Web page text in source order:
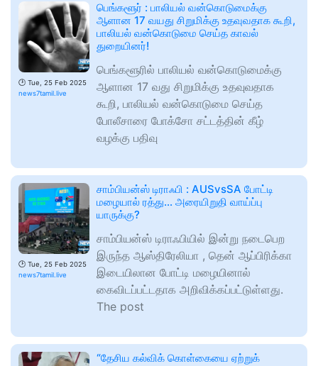
🕑 Tue, 25 Feb 2025
news7tamil.live
பெங்களூர் : பாலியல் வன்கொடுமைக்கு
ஆளான 17 வயது சிறுமிக்கு உதவுவதாக கூறி,
பாலியல் வன்கொடுமை செய்த காவல்
துறையினர்!
பெங்களூரில் பாலியல் வன்கொடுமைக்கு
ஆளான 17 வது சிறுமிக்கு உதவுவதாக
கூறி, பாலியல் வன்கொடுமை செய்த
போலீசாரை போக்சோ சட்டத்தின் கீழ்
வழக்கு பதிவு
🕑 Tue, 25 Feb 2025
news7tamil.live
சாம்பியன்ஸ் டிராஃபி : AUSvsSA போட்டி
மழையால் ரத்து… அரையிறுதி வாய்ப்பு
யாருக்கு?
சாம்பியன்ஸ் டிராஃபியில் இன்று நடைபெற
இருந்த ஆஸ்திரேலியா , தென் ஆப்பிரிக்கா
இடையிலான போட்டி மழையினால்
கைவிடப்பட்டதாக அறிவிக்கப்பட்டுள்ளது.
The post
“தேசிய கல்விக் கொள்கையை ஏற்றுக்